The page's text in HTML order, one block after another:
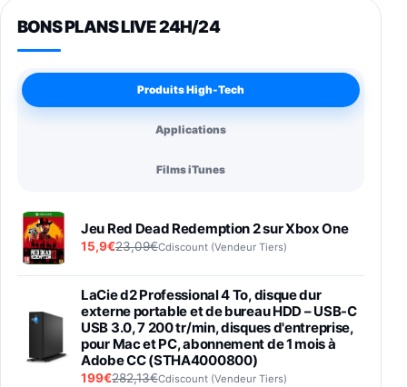
BONS PLANS LIVE 24H/24
Produits High-Tech
Applications
Films iTunes
Jeu Red Dead Redemption 2 sur Xbox One
15,9€23,09€Cdiscount (Vendeur Tiers)
LaCie d2 Professional 4 To, disque dur
externe portable et de bureau HDD – USB-C
USB 3.0, 7 200 tr/min, disques d'entreprise,
pour Mac et PC, abonnement de 1 mois à
Adobe CC (STHA4000800)
199€282,13€Cdiscount (Vendeur Tiers)